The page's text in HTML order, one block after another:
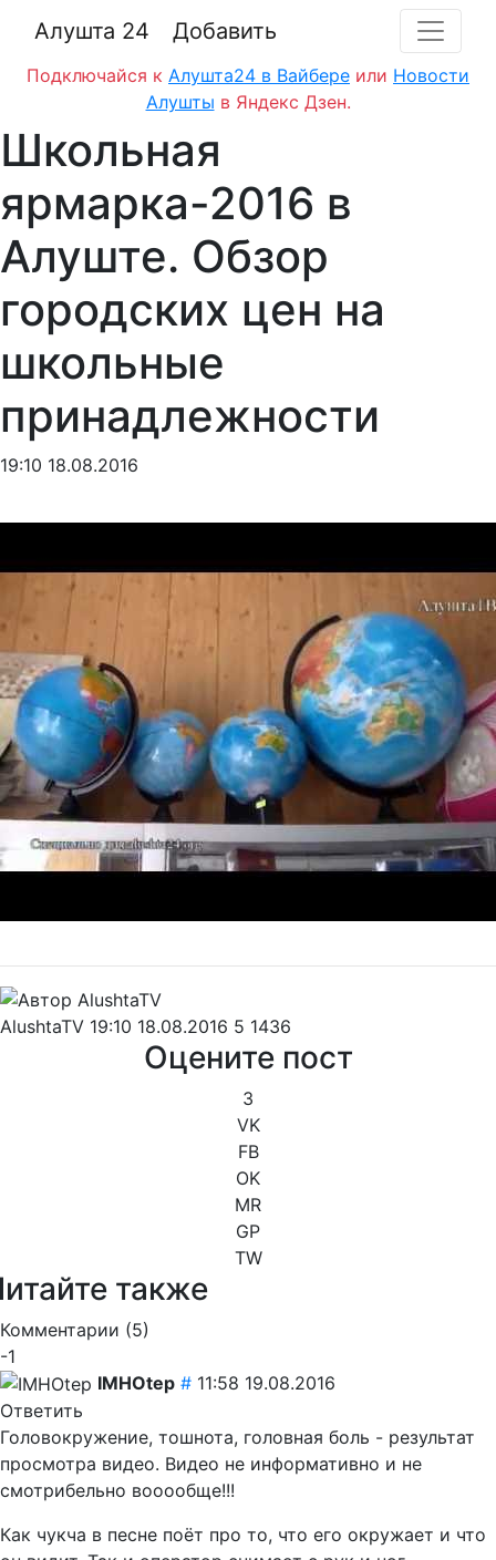
Алушта 24 Добавить
Подключайся к Алушта24 в Вайбере или Новости
Алушты в Яндекс Дзен.
Школьная
ярмарка-2016 в
Алуште. Обзор
городских цен на
школьные
принадлежности
19:10 18.08.2016
AlushtaTV 19:10 18.08.2016 5 1436
Оцените пост
3
VK
FB
OK
MR
GP
TW
также
Комментарии (5)
-1
IMHOtep # 11:58 19.08.2016
Ответить
Головокружение, тошнота, головная боль - результат
просмотра видео. Видео не информативно и не
смотрибельно вооообще!!!
Как чукча в песне поёт про то, что его окружает и что